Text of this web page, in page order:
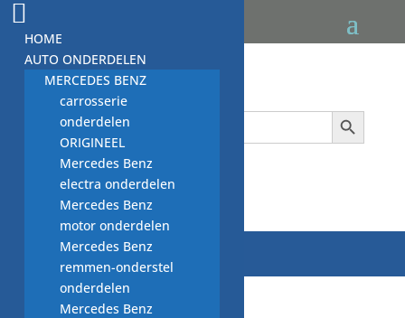
Zoek
naar:
Zoekknop
HOME
AUTO ONDERDELEN
MERCEDES BENZ
carrosserie
onderdelen
ORIGINEEL
Mercedes Benz
electra onderdelen
Mercedes Benz
motor onderdelen
Mercedes Benz
remmen-onderstel
onderdelen
Mercedes Benz